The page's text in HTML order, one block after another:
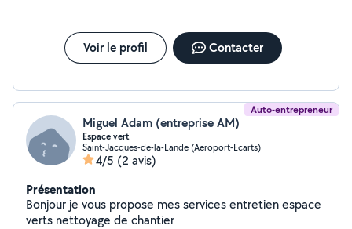
Voir le profil Contacter
Auto-entrepreneur
Miguel Adam (entreprise AM)
Espace vert
Saint-Jacques-de-la-Lande (Aeroport-Ecarts)
4/5 (2 avis)
Présentation
Bonjour je vous propose mes services entretien espace
verts nettoyage de chantier